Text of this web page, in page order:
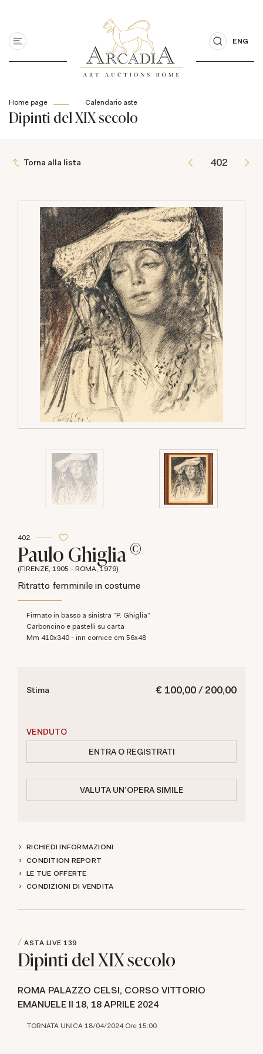
ENG
Home page Calendario aste
Dipinti del XIX secolo
Torna alla lista
402
Paulo Ghiglia©
(FIRENZE, 1905 - ROMA, 1979)
Ritratto femminile in costume
Firmato in basso a sinistra "P. Ghiglia"
carboncino e pastelli su carta
mm 410x340 - inn cornice cm 56x48
€ 100,00 / 200,00
Stima
VENDUTO
ENTRA O REGISTRATI
VALUTA UN'OPERA SIMILE
RICHIEDI INFORMAZIONI
CONDITION REPORT
LE TUE OFFERTE
CONDIZIONI DI VENDITA
ASTA LIVE 139
Dipinti del XIX secolo
ROMA PALAZZO CELSI, CORSO VITTORIO
EMANUELE II 18, 18 APRILE 2024
TORNATA UNICA 18/04/2024 Ore 15:00